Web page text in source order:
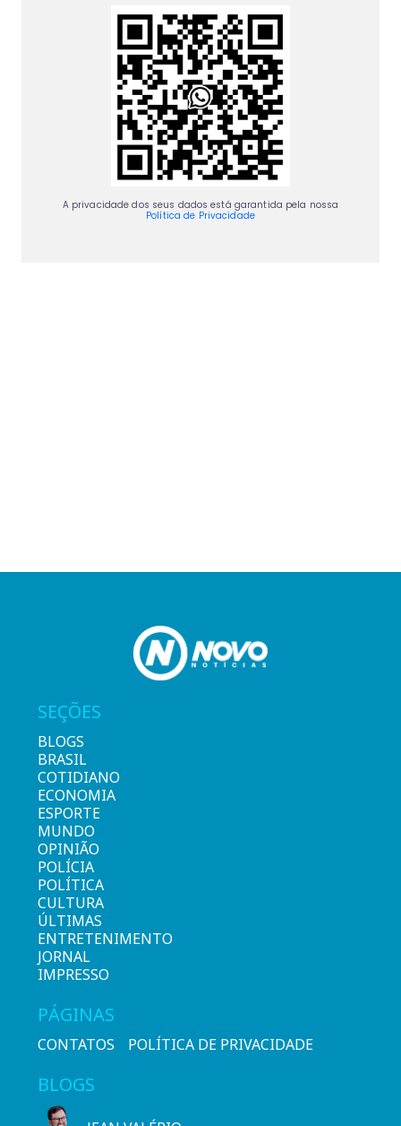
A privacidade dos seus dados está garantida pela nossa
Política de Privacidade
SEÇÕES
BLOGS
BRASIL
COTIDIANO
ECONOMIA
ESPORTE
MUNDO
OPINIÃO
POLÍCIA
POLÍTICA
CULTURA
ÚLTIMAS
ENTRETENIMENTO
JORNAL
IMPRESSO
PÁGINAS
CONTATOS POLÍTICA DE PRIVACIDADE
BLOGS